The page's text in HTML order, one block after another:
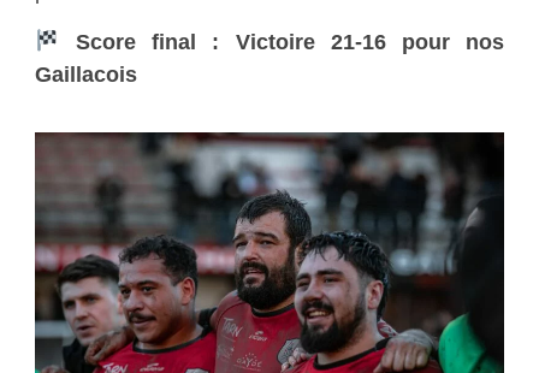
Score final : Victoire 21-16 pour nos
Gaillacois